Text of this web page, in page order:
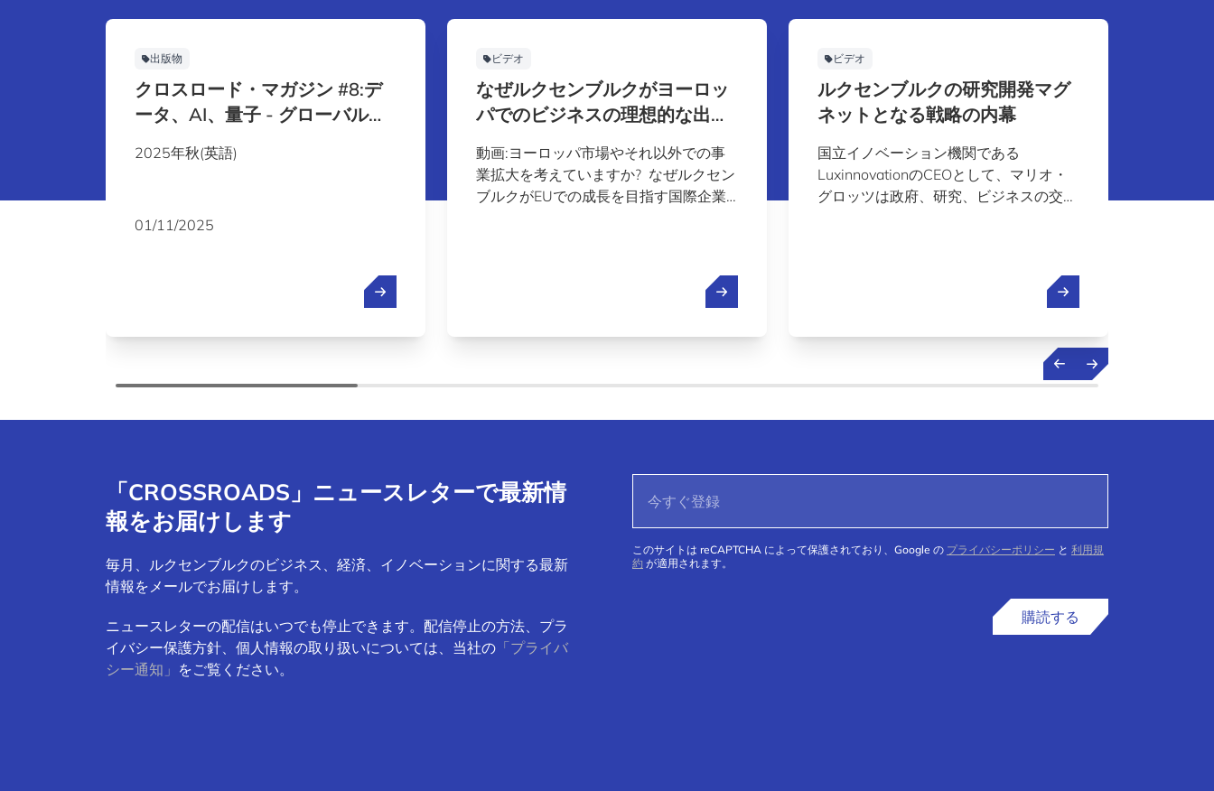
出版物
クロスロード・マガジン #8:デ
ータ、AI、量子 - グローバル経
済の再構築
2025年秋(英語)
01/11/2025
ビデオ
なぜルクセンブルクがヨーロッ
パでのビジネスの理想的な出発
動画:ヨーロッパ市場やそれ以外での事
業拡大を考えていますか? なぜルクセン
ブルクがEUでの成長を目指す国際企業
み合わせてグローバルビジネスの拡大を
ビデオ
ルクセンブルクの研究開発マグ
ネットとなる戦略の内幕
国立イノベーション機関である
LuxinnovationのCEOとして、マリオ・
グロッツは政府、研究、ビジネスの交差
そして国際企業が研究開発(R&D)をここ
に拠点とすべき理由を説明しています。
術革新
「CROSSROADS」ニュースレターで最新情
報をお届けします
毎月、ルクセンブルクのビジネス、経済、イノベーションに関する最新
情報をメールでお届けします。
ニュースレターの配信はいつでも停止できます。配信停止の方法、プラ
イバシー保護方針、個人情報の取り扱いについては、当社の 「プライバ
シー通知」 をご覧ください。
このサイトは reCAPTCHA によって保護されており、Google の プライバシーポリシー と 利用規
約 が適用されます。
購読する